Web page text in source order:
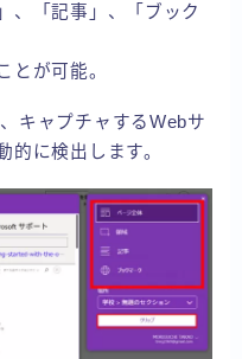
、「記事」、「ブック
とが可能。
キャプチャするWebサ
的に検出します。